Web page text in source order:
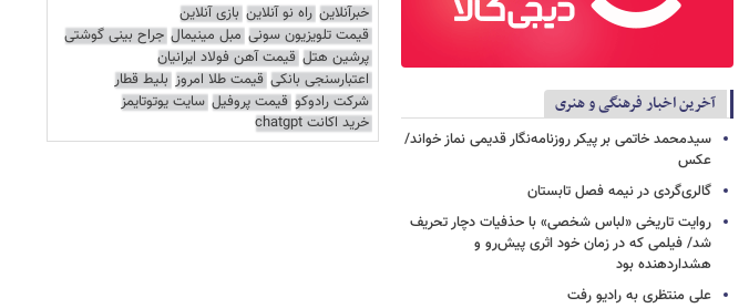
آخرین اخبار فرهنگی و هنری
سیدمحمد خاتمی بر پیکر روزنامه‌نگار قدیمی نماز خواند/
عکس
گالری‌گردی در نیمه فصل تابستان
روایت تاریخی «لباس شخصی» با حذفیات دچار تحریف
شد/ فیلمی که در زمان خود اثری پیش‌رو و
هشداردهنده بود
علی منتظری به رادیو رفت
خبرآنلاین راه نو آنلاین بازی آنلاین
قیمت تلویزیون سونی مبل مینیمال جراح بینی گوشتی
پرشین هتل قیمت آهن فولاد ایرانیان
اعتبارسنجی بانکی قیمت طلا امروز بلیط قطار
شرکت رادوکو قیمت پروفیل سایت یوتوتایمز
خرید اکانت chatgpt